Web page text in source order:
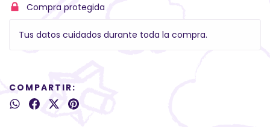
Compra protegida
Tus datos cuidados durante toda la compra.
COMPARTIR: